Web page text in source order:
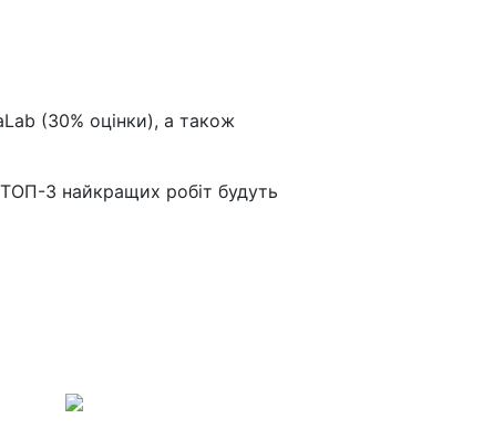
(30% оцінки), а також
3 найкращих робіт будуть